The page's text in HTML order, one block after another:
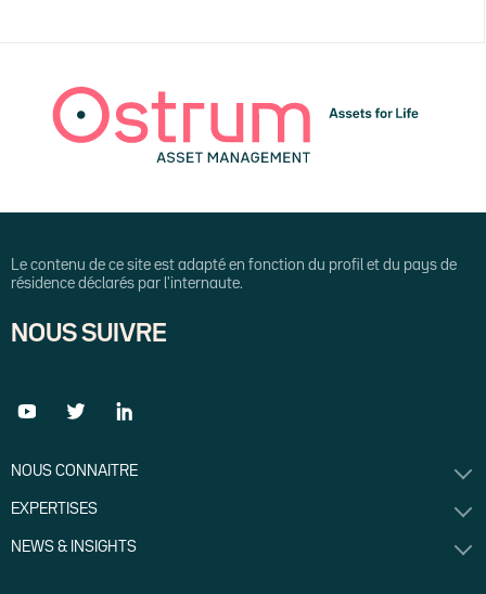
Le contenu de ce site est adapté en fonction du profil et du pays de
résidence déclarés par l'internaute.
NOUS SUIVRE
NOUS CONNAITRE
EXPERTISES
NEWS & INSIGHTS